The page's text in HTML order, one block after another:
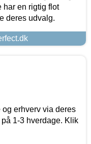
har en rigtig flot
deres udvalg.
erhverv via deres
1-3 hverdage. Klik